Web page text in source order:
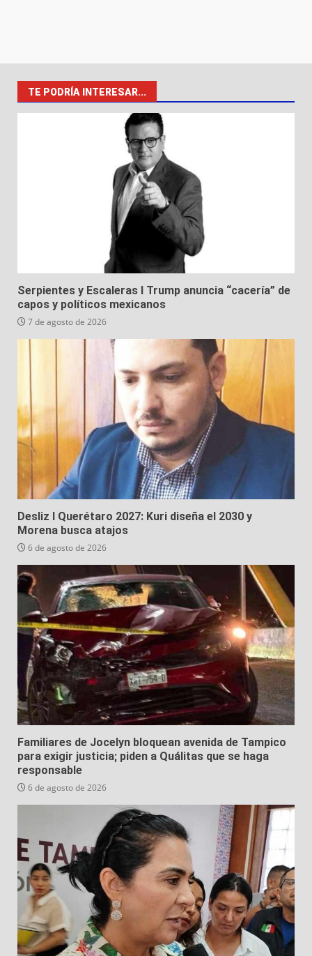
TE PODRÍA INTERESAR...
Serpientes y Escaleras I Trump anuncia “cacería” de
capos y políticos mexicanos
7 de agosto de 2026
Desliz I Querétaro 2027: Kuri diseña el 2030 y
Morena busca atajos
6 de agosto de 2026
Familiares de Jocelyn bloquean avenida de Tampico
para exigir justicia; piden a Quálitas que se haga
responsable
6 de agosto de 2026